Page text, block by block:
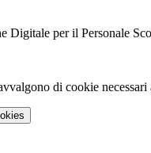
Digitale per il Personale
di cookie